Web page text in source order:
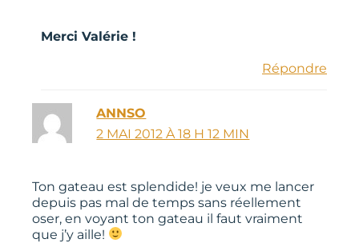
Merci Valérie !
Répondre
ANNSO
2 MAI 2012 À 18 H 12 MIN
Ton gateau est splendide! je veux me lancer
depuis pas mal de temps sans réellement
oser, en voyant ton gateau il faut vraiment
que j’y aille!